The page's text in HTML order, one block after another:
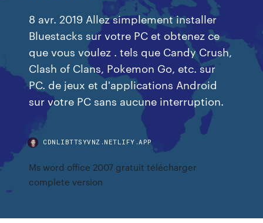
8 avr. 2019 Allez simplement installer
Bluestacks sur votre PC et obtenez ce
que vous voulez . tels que Candy Crush,
Clash of Clans, Pokemon Go, etc. sur
PC. de jeux et d'applications Android
sur votre PC sans aucune interruption.
CDNLIBTTSYVNZ.NETLIFY.APP
Ms word office 2007 gratuit télécharger
complete version